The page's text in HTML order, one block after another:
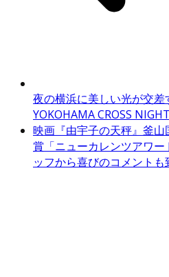
夜の横浜に美しい光が交差
YOKOHAMA CROSS
映画『由宇子の天秤』釜
賞「ニューカレンツアワ
ッフから喜びのコメントも